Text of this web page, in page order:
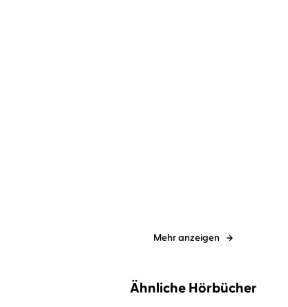
Mehr anzeigen
Ähnliche Hörbücher